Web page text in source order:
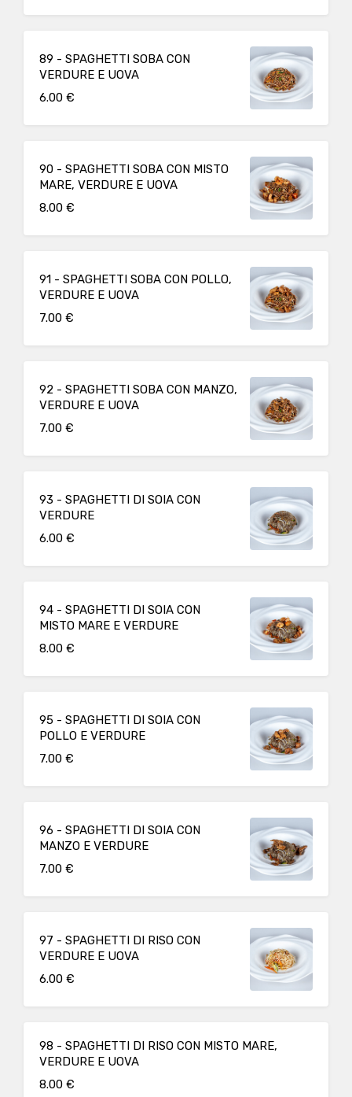
89 - SPAGHETTI SOBA CON
VERDURE E UOVA
6.00 €
90 - SPAGHETTI SOBA CON MISTO
MARE, VERDURE E UOVA
8.00 €
91 - SPAGHETTI SOBA CON POLLO,
VERDURE E UOVA
7.00 €
92 - SPAGHETTI SOBA CON MANZO,
VERDURE E UOVA
7.00 €
93 - SPAGHETTI DI SOIA CON
VERDURE
6.00 €
94 - SPAGHETTI DI SOIA CON
MISTO MARE E VERDURE
8.00 €
95 - SPAGHETTI DI SOIA CON
POLLO E VERDURE
7.00 €
96 - SPAGHETTI DI SOIA CON
MANZO E VERDURE
7.00 €
97 - SPAGHETTI DI RISO CON
VERDURE E UOVA
6.00 €
98 - SPAGHETTI DI RISO CON MISTO MARE,
VERDURE E UOVA
8.00 €